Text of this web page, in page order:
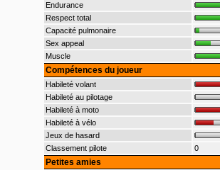
Endurance
Respect total
Capacité pulmonaire
Sex appeal
Muscle
Compétences du joueur
Habileté volant
Habileté au pilotage
Habileté à moto
Habileté à vélo
Jeux de hasard
Classement pilote
0
Petites amies